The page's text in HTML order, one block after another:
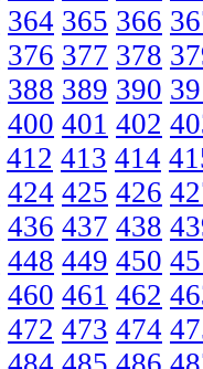
364 365 366
376 377 378
388 389 390
400 401 402
412 413 414
424 425 426
436 437 438
448 449 450
460 461 462
472 473 474